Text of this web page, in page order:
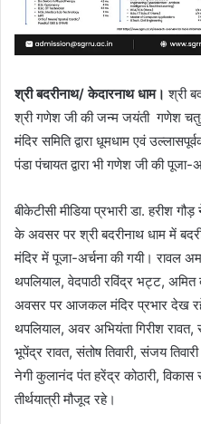
श्री बदरीनाथ/ केदारनाथ धाम। श्री
श्री गणेश जी की जन्म जयंती गणेश
मंदिर समिति द्वारा धूमधाम एवं
पंडा पंचायत द्वारा भी गणेश जी की पूजा-
बीकेटीसी मीडिया प्रभारी डा. हरीश
के अवसर पर श्री बदरीनाथ धाम में
मंदिर में पूजा-अर्चना की गयी। रावल
थपलियाल, वेदपाठी रविंद्र भट्ट,
अवसर पर आजकल मंदिर प्रभार देख
थपलियाल, अवर अभियंता गिरीश
भूपेंद्र रावत, संतोष तिवारी, संजय
नेगी कुलानंद पंत हरेंद्र कोठारी,
तीर्थयात्री मौजूद रहे।